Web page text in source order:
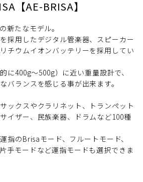
【AE-BRISA】
新たなモデル。
採用したデジタル管楽器、スピーカー
チウムイオンバッテリーを採用してい
に400g～500g）に近い重量設計で、
バランスを感じる事が出来ます。
ックスやクラリネット、トランペット
イザー、民族楽器、ドラムなど100種
指のBrisaモード、フルートモード、
手モードなど運指モードも選択できま